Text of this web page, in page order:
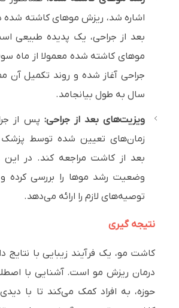
اشاره شد، ریزش موهای کاشته شده
بعد از جراحی، یک پدیده طبیعی
موهای کاشته شده معمولا از ماه
جراحی آغاز شده و روند تکمیل
سال به طول بیانجامد.
ویزیت‌های بعد از جراحی: پس از
زمان‌های تعیین شده توسط پزشک
بعد از کاشت مراجعه کند. در این
وضعیت رشد موها را بررسی کرده
توصیه‌های لازم را ارائه می‌دهد.
نتیجه گیری
کاشت مو، یک فرآیند زیبایی با نتایج
درمان ریزش مو است. آشنایی با
حوزه، به افراد کمک می‌کند تا با دیدی